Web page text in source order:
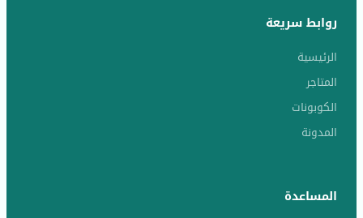
روابط سريعة
الرئيسية
المتاجر
الكوبونات
المدونة
المساعدة